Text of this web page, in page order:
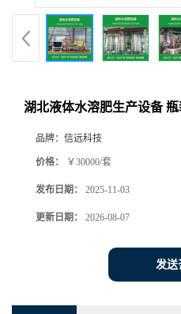
湖北液体水溶肥生产设备
品牌： 信远科技
价格： ￥30000/套
发布日期： 2025-11-03
更新日期： 2026-08-07
发送